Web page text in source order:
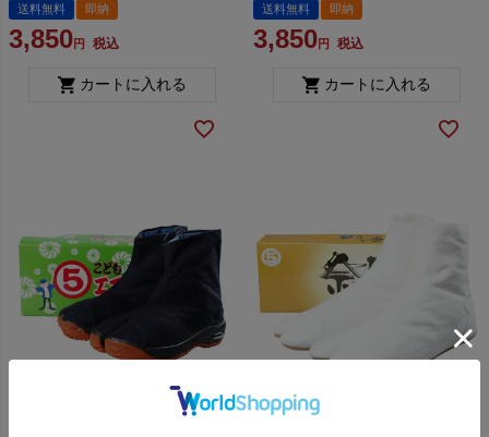
送料無料 即納
3,850 税込
カートに入れる
送料無料 即納
3,850 税込
カートに入れる